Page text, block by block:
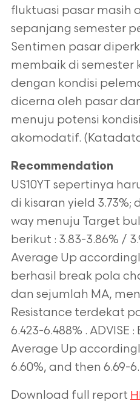
fluktuasi pasar masih
sepanjang semester
Sentimen pasar
membaik di semester
dengan kondisi
dicerna oleh pasar
menuju potensi
akomodatif.
Recommendation
US10YT sepertinya
di kisaran yield
way menuju Target
berikut : 3.83-3.86% /
Average Up
berhasil break pola
dan sejumlah MA,
Resistance terdekat
6.423-6.488% . ADVISE
Average Up
6.60%, and then 6.69-
Download full report